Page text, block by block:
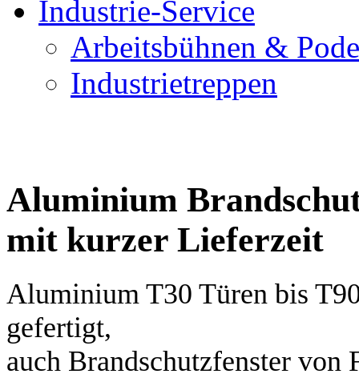
Industrie-Service
Arbeitsbühnen &
Industrietreppen
Aluminium
mit kurzer Lieferzeit
Aluminium T30 Türen bis
gefertigt,
auch Brandschutzfenster von